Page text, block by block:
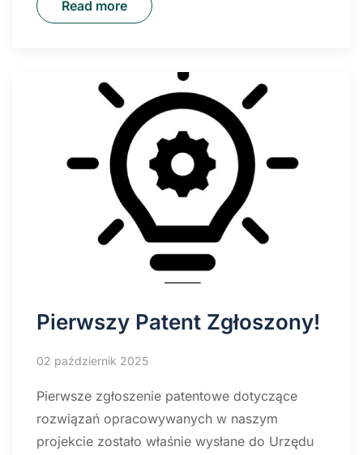
Read more
Pierwszy Patent Zgłoszony!
02 październik 2025
Pierwsze zgłoszenie patentowe dotyczące
rozwiązań opracowywanych w naszym
projekcie zostało właśnie wysłane do Urzędu